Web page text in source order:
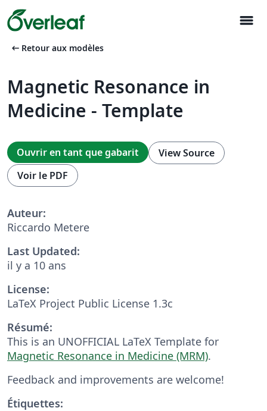
menu
arrow_left_alt Retour aux modèles
Magnetic Resonance in
Medicine - Template
Ouvrir en tant que gabarit
View Source
Voir le PDF
Auteur:
Riccardo Metere
Last Updated:
il y a 10 ans
License:
LaTeX Project Public License 1.3c
Résumé:
This is an UNOFFICIAL LaTeX Template for
Magnetic Resonance in Medicine (MRM).
Feedback and improvements are welcome!
Étiquettes: